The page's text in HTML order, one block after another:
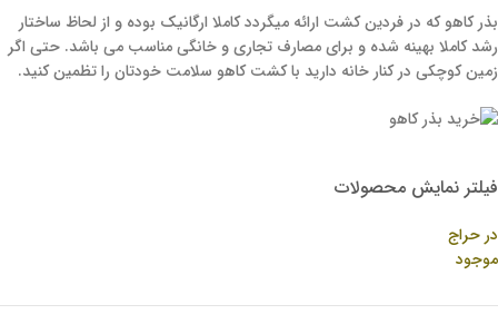
فیلتر نمایش محصولات
در حراج
موجود
بذر کاهو که در فردین کشت ارائه میگردد کاملا ارگانیک بوده و از لحاظ ساختار
رشد کاملا بهینه شده و برای مصارف تجاری و خانگی مناسب می باشد. حتی اگر
زمین کوچکی در کنار خانه دارید با کشت کاهو سلامت خودتان را تظمین کنید.